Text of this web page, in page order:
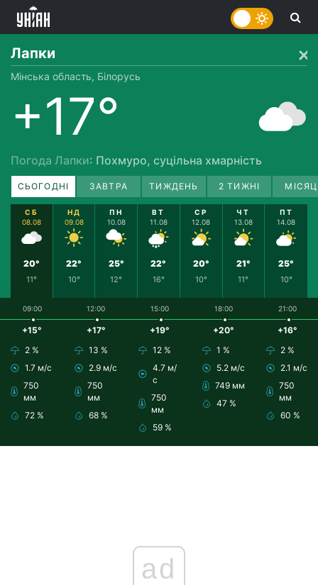
Лапки
Мінська область, Білорусь
+17°
Погода Лапки: Похмуро, суцільна хмарність
СЬОГОДНІ ЗАВТРА ТИЖДЕНЬ 2 ТИЖНІ
СБ
08.08
20°
11°
НД
09.08
22°
10°
ПН
10.08
25°
12°
ВТ
11.08
22°
16°
СР
12.08
20°
10°
ЧТ
13.08
21°
11°
ПТ
14.08
25°
10°
09:00
+15°
2 %
1.7 м/с
750
мм
72 %
12:00
+17°
13 %
2.9 м/с
750
мм
68 %
15:00
+19°
12 %
4.7 м/
с
750
мм
59 %
18:00
+20°
1 %
5.2 м/с
749 мм
47 %
21:00
+16°
2 %
2.1 м/с
750
мм
60 %
ad